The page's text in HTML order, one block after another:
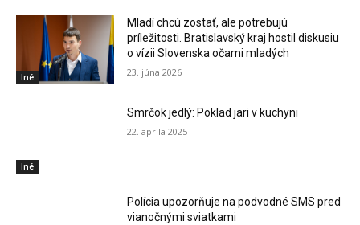
Iné
Mladí chcú zostať, ale potrebujú
príležitosti. Bratislavský kraj hostil diskusiu
o vízii Slovenska očami mladých
23. júna 2026
Iné
Smrčok jedlý: Poklad jari v kuchyni
22. apríla 2025
Polícia upozorňuje na podvodné SMS pred
vianočnými sviatkami